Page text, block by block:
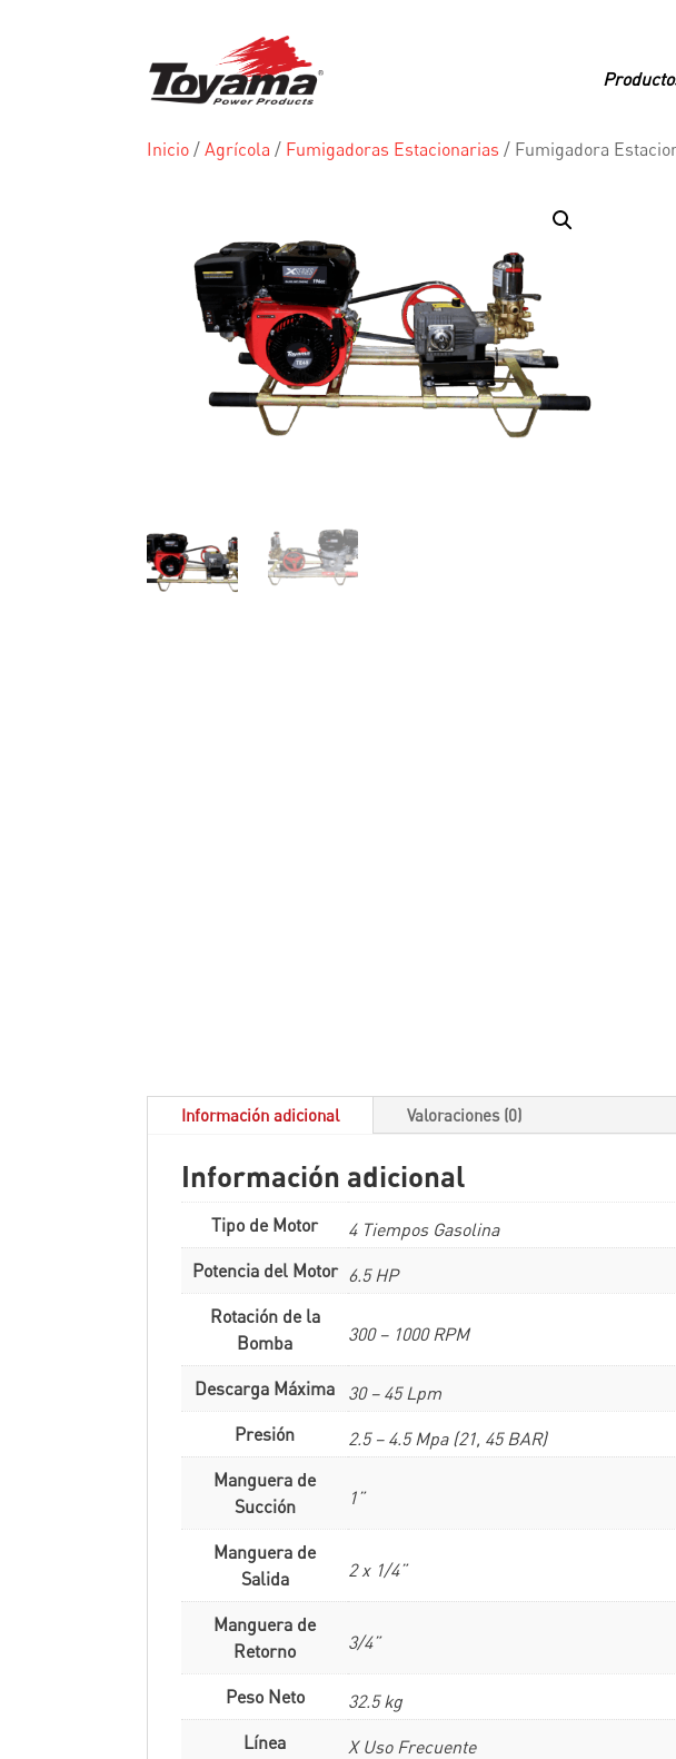
Inicio / Agrícola / Fumigadoras Estacionarias / Fumigadora
Información adicional Valoraciones (0)
Información adicional
Tipo de Motor
4 Tiempos Gasolina
Potencia del Motor 6.5 HP
Rotación de la
Bomba
300 – 1000 RPM
Descarga Máxima
30 – 45 Lpm
Presión
2.5 – 4.5 Mpa (21, 45 BAR)
Manguera de
Succión
1”
Manguera de
Salida
2 x 1/4”
Manguera de
Retorno
3/4”
Peso Neto
32.5 kg
Línea
X Uso Frecuente